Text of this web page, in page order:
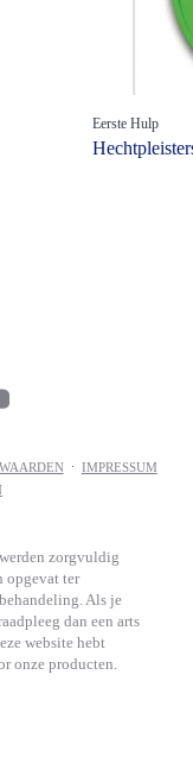
Eerste Hulp
IMPRESSUM
zorgvuldig
opgevat ter
Als je
dan een arts
website hebt
onze producten.